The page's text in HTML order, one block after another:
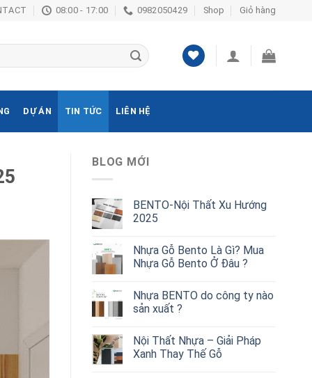
08:00 - 17:00 0982050429 Shop Giỏ hàng
DỰ ÁN TIN TỨC LIÊN HỆ
BLOG MỚI
BENTO-Nội Thất Xu Hướng
2025
Nhựa Gỗ Bento Là Gì? Mua
Nhựa Gỗ Bento Ở Đâu ?
Nhựa BENTO do công ty nào
sản xuất ?
Nội Thất Nhựa – Giải Pháp
Xanh Thay Thế Gỗ